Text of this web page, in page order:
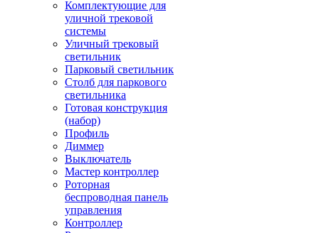
Комплектующие для
уличной трековой
системы
Уличный трековый
светильник
Парковый светильник
Столб для паркового
светильника
Готовая конструкция
(набор)
Профиль
Диммер
Выключатель
Мастер контроллер
Роторная
беспроводная панель
управления
Контроллер